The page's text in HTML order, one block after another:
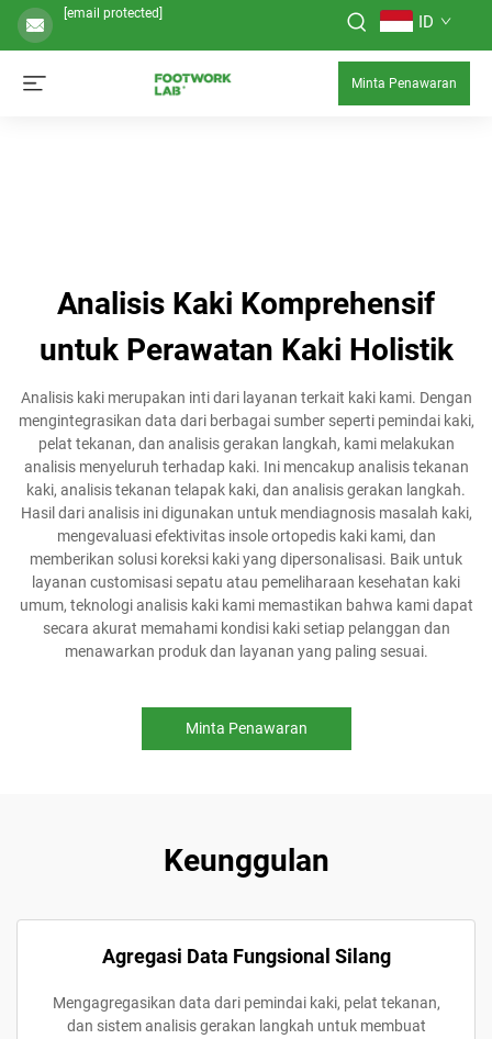
[email protected] ID
Minta Penawaran
Analisis Kaki Komprehensif
untuk Perawatan Kaki Holistik
Analisis kaki merupakan inti dari layanan terkait kaki kami. Dengan
mengintegrasikan data dari berbagai sumber seperti pemindai kaki,
pelat tekanan, dan analisis gerakan langkah, kami melakukan
analisis menyeluruh terhadap kaki. Ini mencakup analisis tekanan
kaki, analisis tekanan telapak kaki, dan analisis gerakan langkah.
Hasil dari analisis ini digunakan untuk mendiagnosis masalah kaki,
mengevaluasi efektivitas insole ortopedis kaki kami, dan
memberikan solusi koreksi kaki yang dipersonalisasi. Baik untuk
layanan customisasi sepatu atau pemeliharaan kesehatan kaki
umum, teknologi analisis kaki kami memastikan bahwa kami dapat
secara akurat memahami kondisi kaki setiap pelanggan dan
menawarkan produk dan layanan yang paling sesuai.
Minta Penawaran
Keunggulan
Agregasi Data Fungsional Silang
Mengagregasikan data dari pemindai kaki, pelat tekanan,
dan sistem analisis gerakan langkah untuk membuat